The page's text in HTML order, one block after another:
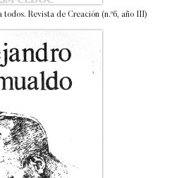
todos. Revista de Creación (n.º6, año III)